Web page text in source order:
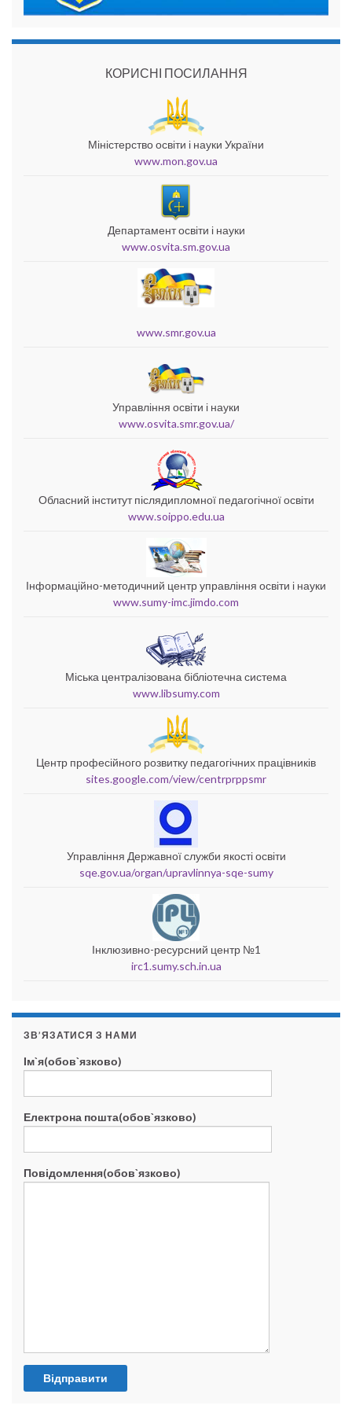
КОРИСНІ ПОСИЛАННЯ
Міністерство освіти і науки України
www.mon.gov.ua
Департамент освіти і науки
www.osvita.sm.gov.ua
www.smr.gov.ua
Управління освіти і науки
www.osvita.smr.gov.ua/
Обласний інститут післядипломної педагогічної освіти
www.soippo.edu.ua
Інформаційно-методичний центр управління освіти і науки
www.sumy-imc.jimdo.com
Міська централізована бібліотечна система
www.libsumy.com
Центр професійного розвитку педагогічних працівників
sites.google.com/view/centrprppsmr
Управління Державної служби якості освіти
sqe.gov.ua/organ/upravlinnya-sqe-sumy
Інклюзивно-ресурсний центр №1
irc1.sumy.sch.in.ua
ЗВ’ЯЗАТИСЯ З НАМИ
Ім`я(обов`язково)
Електрона пошта(обов`язково)
Повідомлення(обов`язково)